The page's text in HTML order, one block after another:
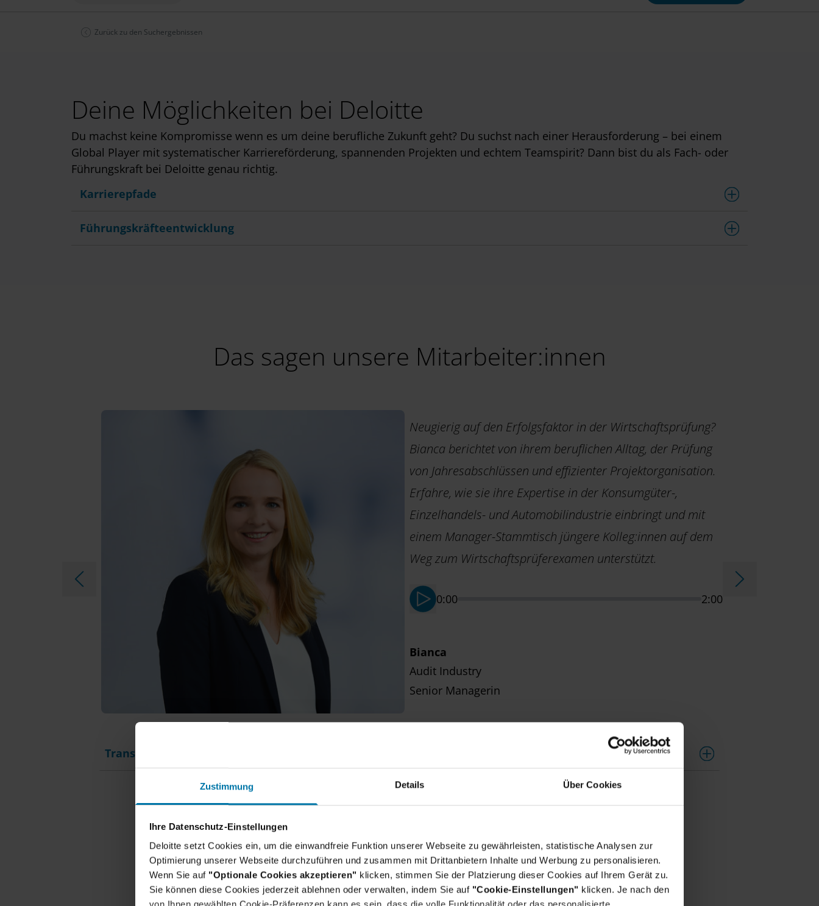
Zustimmung Details Über Cookies
Ihre Datenschutz-Einstellungen
Deloitte setzt Cookies ein, um die einwandfreie Funktion unserer Webseite zu gewährleisten, statistische Analysen zur
Optimierung unserer Webseite durchzuführen und zusammen mit Drittanbietern Inhalte und Werbung zu personalisieren.
Wenn Sie auf "Optionale Cookies akzeptieren" klicken, stimmen Sie der Platzierung dieser Cookies auf Ihrem Gerät zu.
Sie können diese Cookies jederzeit ablehnen oder verwalten, indem Sie auf "Cookie-Einstellungen" klicken. Je nach den
Zurück zu den Suchergebnissen
Deine Möglichkeiten bei Deloitte
Du machst keine Kompromisse wenn es um deine berufliche Zukunft geht? Du suchst nach einer Herausforderung – bei einem
Global Player mit systematischer Karriereförderung, spannenden Projekten und echtem Teamspirit? Dann bist du als Fach- oder
Führungskraft bei Deloitte genau richtig.
Karrierepfade
Führungskräfteentwicklung
Das sagen unsere Mitarbeiter:innen
Neugierig auf den Erfolgsfaktor in der Wirtschaftsprüfung?
Bianca berichtet von ihrem beruflichen Alltag, der Prüfung
von Jahresabschlüssen und effizienter Projektorganisation.
Erfahre, wie sie ihre Expertise in der Konsumgüter-,
Einzelhandels- und Automobilindustrie einbringt und mit
einem Manager-Stammtisch jüngere Kolleg:innen auf dem
Weg zum Wirtschaftsprüferexamen unterstützt.
0:00 2:00
Bianca
Audit Industry
Senior Managerin
Transkript